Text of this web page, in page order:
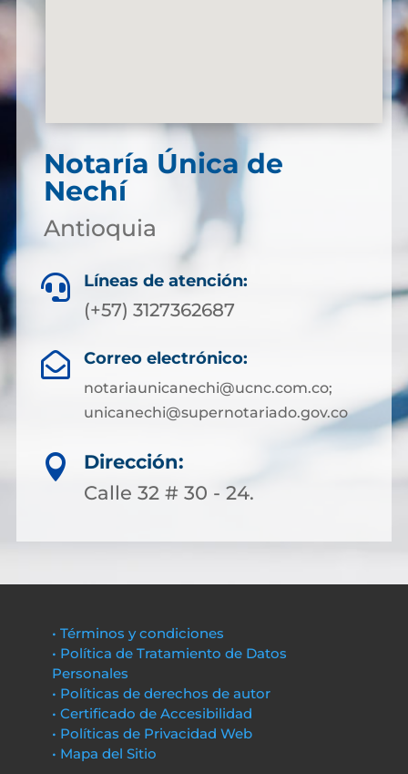
Notaría Única de
Nechí
Antioquia
 Líneas de atención:
(+57) 3127362687
 Correo electrónico:
notariaunicanechi@ucnc.com.co;
unicanechi@supernotariado.gov.co

Dirección:
Calle 32 # 30 - 24.
• Términos y condiciones
• Política de Tratamiento de Datos
Personales
• Políticas de derechos de autor
• Certificado de Accesibilidad
• Políticas de Privacidad Web
• Mapa del Sitio